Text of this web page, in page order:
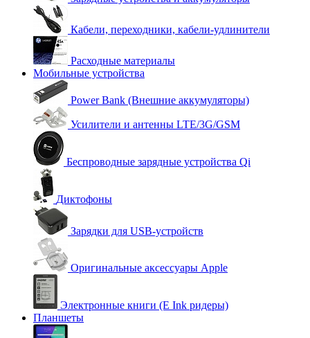
Кабели, переходники, кабели-удлинители
Расходные материалы
Мобильные устройства
Power Bank (Внешние аккумуляторы)
Усилители и антенны LTE/3G/GSM
Беспроводные зарядные устройства Qi
Диктофоны
Зарядки для USB-устройств
Оригинальные аксессуары Apple
Электронные книги (E Ink ридеры)
Планшеты